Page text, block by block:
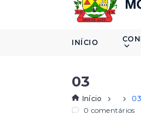
INÍCIO
03
Início
03
0 comentários